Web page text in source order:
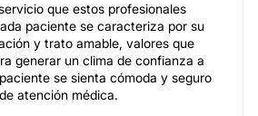
que estos profesionales
paciente se caracteriza por su
y trato amable, valores que
generar un clima de confianza a
se sienta cómoda y seguro
atención médica.